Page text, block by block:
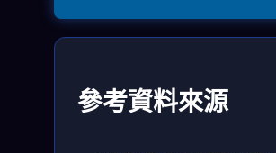
參考資料來源